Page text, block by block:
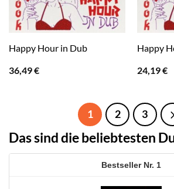
Happy Hour in Dub
36,49€
Happy
24,19€
1 2 3
Das sind die beliebtesten
1